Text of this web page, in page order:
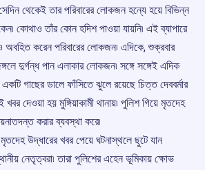
থেকেই তার পরিবারের লোকজন হন্যে হয়ে বিভিন্ন
কোথাও তাঁর কোন হদিশ পাওয়া যায়নি৷ এই ব্যাপারে
অবহিত করেন পরিবারের লোকজন৷ এদিকে, শুক্রবার
দুর্গন্ধ পান এলাকার লোকজন৷ সঙ্গে সঙ্গেই এদিক
গাছের ডালে ফাঁসিতে ঝুলে রয়েছে চিত্ত দেববর্মার
খবর দেওয়া হয় মুঙ্গিয়াকামী থানায়৷ পুলিশ গিয়ে মৃতদেহ
করার ব্যবস্থা করে৷
উদ্ধারের খবর পেয়ে ঘটনাস্থলে ছুটে যান
নেতৃত্বরা৷ তারা পুলিশের এহেন ভূমিকায় ক্ষোভ